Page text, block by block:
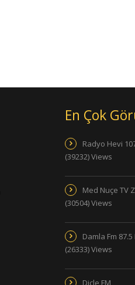
En Çok
Radyo Hevi
(39232) Views
Med Nuçe TV
(30504) Views
Damla Fm
(26333) Views